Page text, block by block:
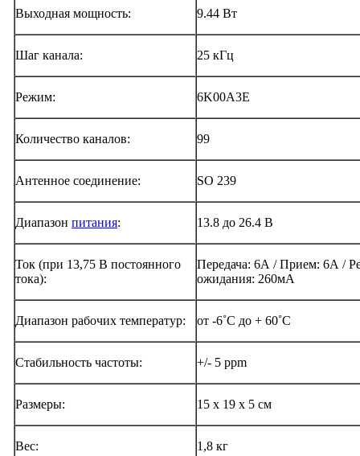
Выходная мощность: 9.44 Вт
Шаг канала: 25 кГц
Режим: 6K00A3E
Количество каналов: 99
Антенное соединение: SO 239
Диапазон питания: 13.8 до 26.4 В
Ток (при 13,75 В постоянного
тока):
Передача: 6А / Прием: 6А /
ожидания: 260мА
Диапазон рабочих температур: от -6˚C до + 60˚C
Стабильность частоты: +/- 5 ppm
Размеры: 15 х 19 х 5 см
Вес: 1,8 кг